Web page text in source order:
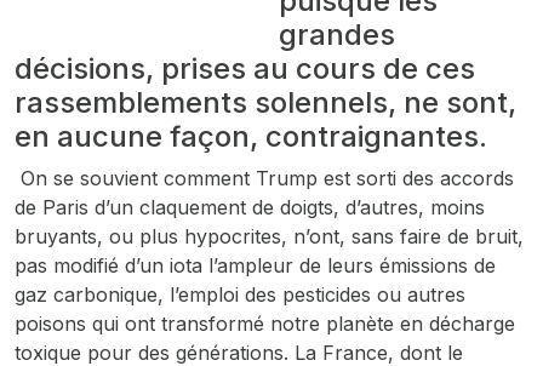
grandes
décisions, prises au cours de ces
rassemblements solennels, ne sont,
en aucune façon, contraignantes.
On se souvient comment Trump est sorti des accords
de Paris d’un claquement de doigts, d’autres, moins
bruyants, ou plus hypocrites, n’ont, sans faire de bruit,
pas modifié d’un iota l’ampleur de leurs émissions de
gaz carbonique, l’emploi des pesticides ou autres
poisons qui ont transformé notre planète en décharge
toxique pour des générations. La France, dont le